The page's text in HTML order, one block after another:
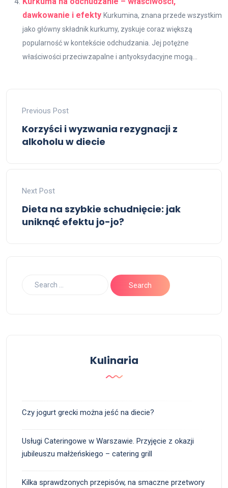
dawkowanie i efekty Kurkumina, znana przede wszystkim
jako główny składnik kurkumy, zyskuje coraz większą
popularność w kontekście odchudzania. Jej potężne
właściwości przeciwzapalne i antyoksydacyjne mogą...
Previous Post
Korzyści i wyzwania rezygnacji z
alkoholu w diecie
Next Post
Dieta na szybkie schudnięcie: jak
uniknąć efektu jo-jo?
Kulinaria
Czy jogurt grecki można jeść na diecie?
Usługi Cateringowe w Warszawie. Przyjęcie z okazji
jubileuszu małżeńskiego – catering grill
Kilka sprawdzonych przepisów, na smaczne przetwory